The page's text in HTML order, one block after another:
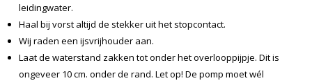
leidingwater.
Haal bij vorst altijd de stekker uit het stopcontact.
Wij raden een ijsvrijhouder aan.
Laat de waterstand zakken tot onder het overlooppijpje. Dit is
ongeveer 10 cm. onder de rand. Let op! De pomp moet wél